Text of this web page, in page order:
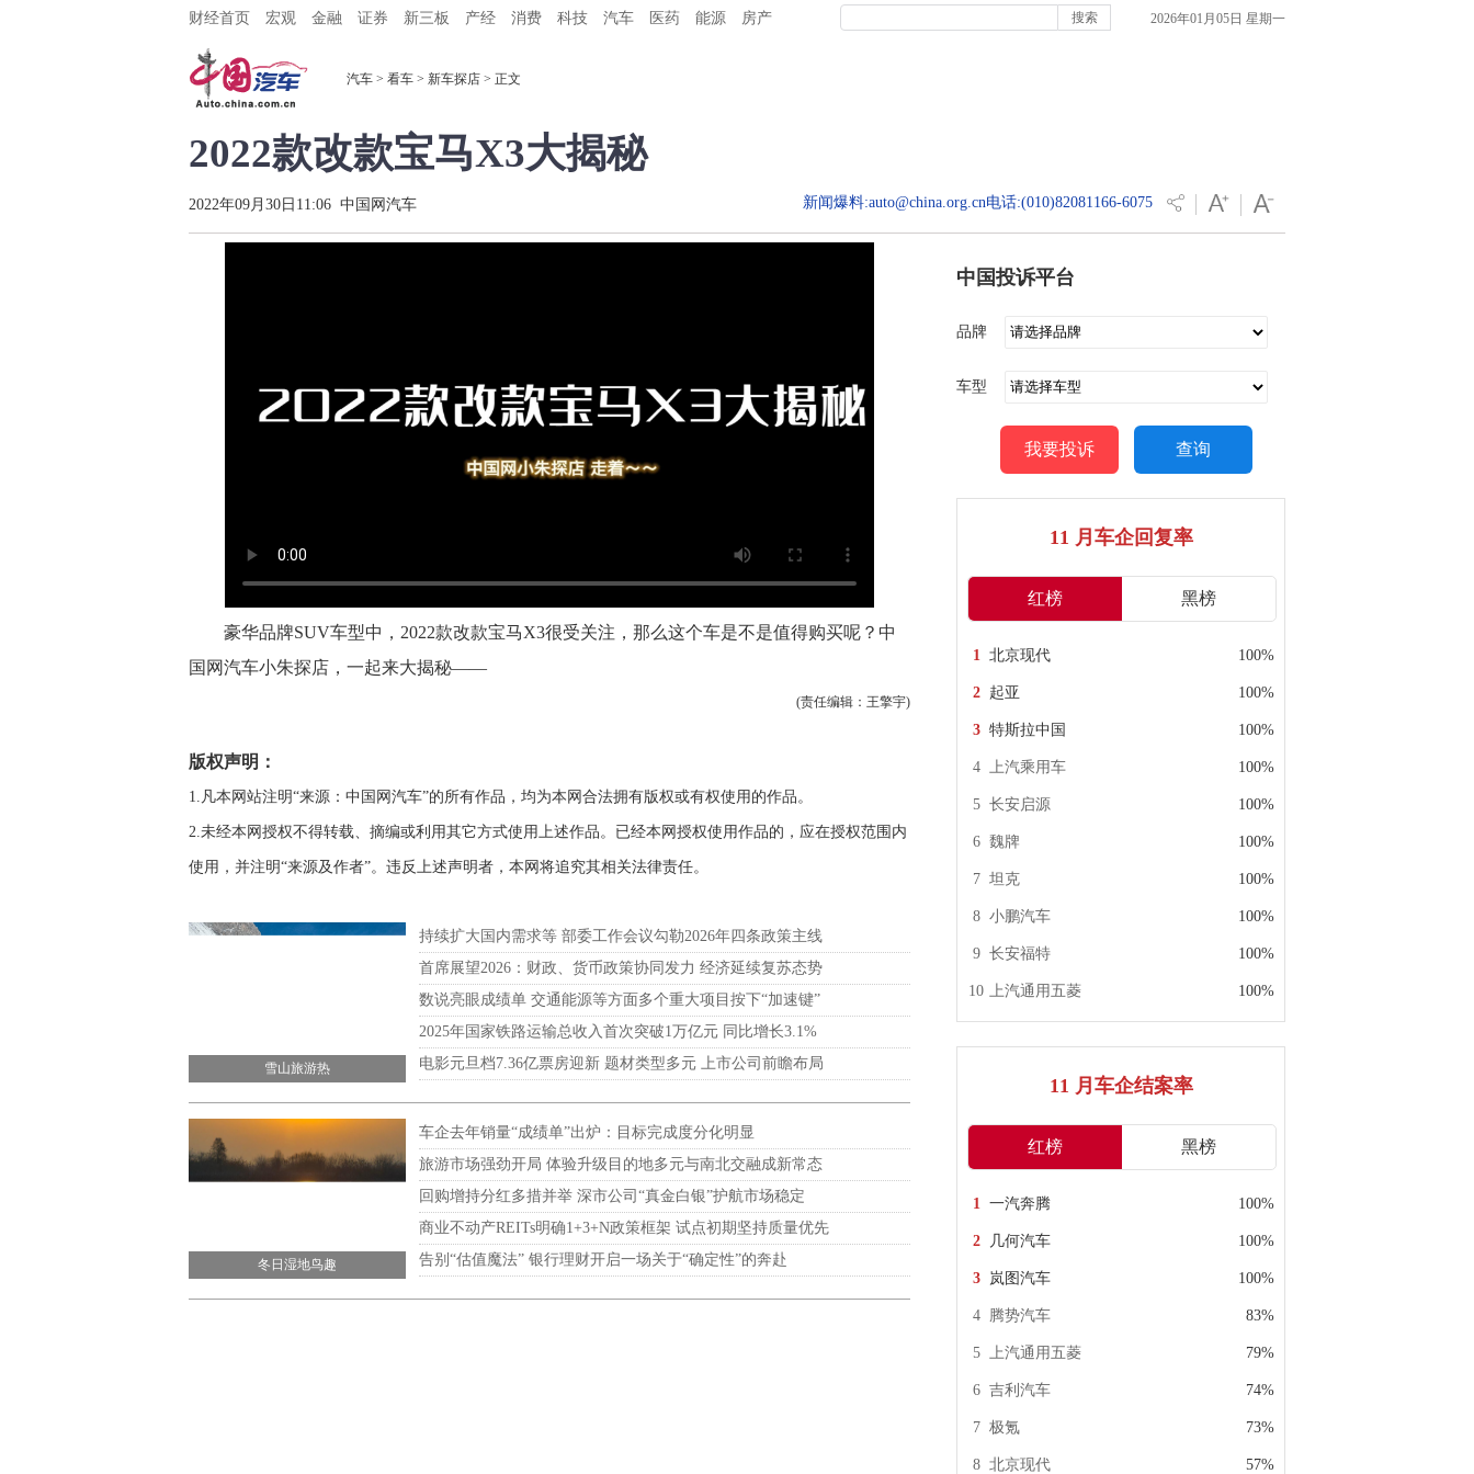
2026年01月05日 星期一
财经首页 宏观 金融 证券 新三板 产经 消费 科技 汽车 医药 能源 房产
汽车 > 看车 > 新车探店 > 正文
2022款改款宝马X3大揭秘
2022年09月30日11:06 中国网汽车 新闻爆料:auto@china.org.cn电话:(010)82081166-6075
豪华品牌SUV车型中，2022款改款宝马X3很受关注，那么这个车是不是值得购买呢？中
国网汽车小朱探店，一起来大揭秘——
(责任编辑：王擎宇)
版权声明：
1.凡本网站注明“来源：中国网汽车”的所有作品，均为本网合法拥有版权或有权使用的作品。
2.未经本网授权不得转载、摘编或利用其它方式使用上述作品。已经本网授权使用作品的，应在授权范围内
使用，并注明“来源及作者”。违反上述声明者，本网将追究其相关法律责任。
雪山旅游热
持续扩大国内需求等 部委工作会议勾勒2026年四条政策主线
首席展望2026：财政、货币政策协同发力 经济延续复苏态势
数说亮眼成绩单 交通能源等方面多个重大项目按下“加速键”
2025年国家铁路运输总收入首次突破1万亿元 同比增长3.1%
电影元旦档7.36亿票房迎新 题材类型多元 上市公司前瞻布局
冬日湿地鸟趣
车企去年销量“成绩单”出炉：目标完成度分化明显
旅游市场强劲开局 体验升级目的地多元与南北交融成新常态
回购增持分红多措并举 深市公司“真金白银”护航市场稳定
商业不动产REITs明确1+3+N政策框架 试点初期坚持质量优先
告别“估值魔法” 银行理财开启一场关于“确定性”的奔赴
中国投诉平台
品牌
车型
我要投诉 查询
11 月车企回复率
红榜 黑榜
北京现代 100%
起亚 100%
特斯拉中国 100%
上汽乘用车 100%
长安启源 100%
魏牌 100%
坦克 100%
小鹏汽车 100%
长安福特 100%
上汽通用五菱 100%
11 月车企结案率
红榜 黑榜
一汽奔腾 100%
几何汽车 100%
岚图汽车 100%
腾势汽车 83%
上汽通用五菱 79%
吉利汽车 74%
极氪 73%
北京现代 57%